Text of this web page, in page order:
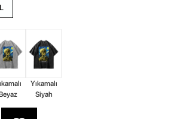
Yıkamalı
Siyah